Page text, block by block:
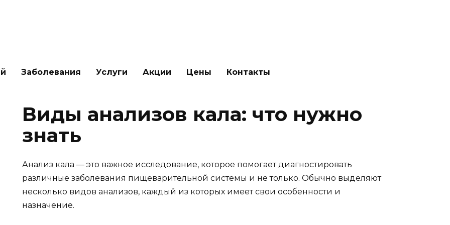
Заболевания Услуги Акции Цены Контакты
Виды анализов кала: что нужно
знать
Анализ кала — это важное исследование, которое помогает диагностировать
различные заболевания пищеварительной системы и не только. Обычно выделяют
несколько видов анализов, каждый из которых имеет свои особенности и
назначение.